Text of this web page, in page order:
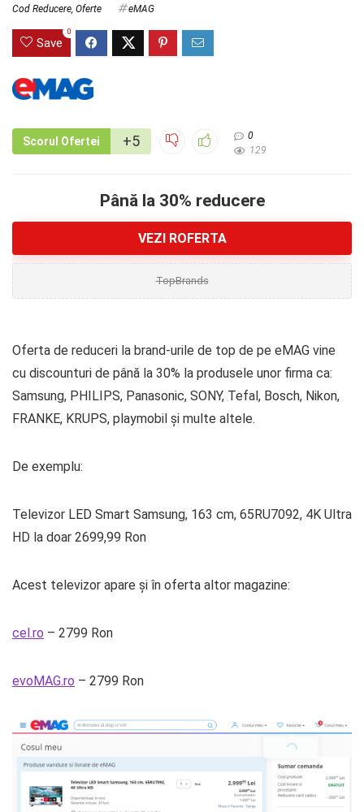
Cod Reducere, Oferte eMAG
Save
0
Scorul Ofertei +5
0
129
Până la 30% reducere
VEZI ROFERTA
TopBrands
Oferta de reduceri la brand-urile de top de pe eMAG vine
cu discounturi de până la 30% la produsele unor firma ca:
Samsung, PHILIPS, Panasonic, SONY, Tefal, Bosch, Nikon,
FRANKE, KRUPS, playmobil și multe altele.
De exemplu:
Televizor LED Smart Samsung, 163 cm, 65RU7092, 4K Ultra
HD la doar 2699,99 Ron
Acest televizor apare și în oferta altor magazine:
cel.ro – 2799 Ron
evoMAG.ro – 2799 Ron